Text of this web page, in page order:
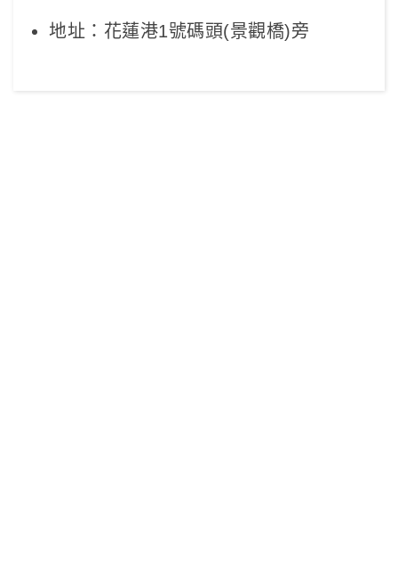
地址：花蓮港1號碼頭(景觀橋)旁